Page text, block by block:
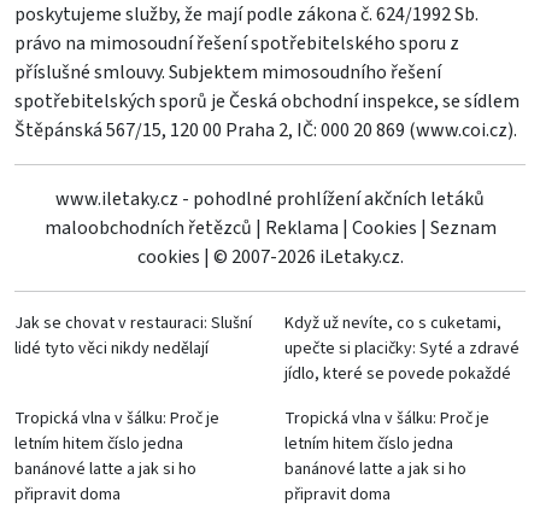
poskytujeme služby, že mají podle zákona č. 624/1992 Sb.
právo na mimosoudní řešení spotřebitelského sporu z
příslušné smlouvy. Subjektem mimosoudního řešení
spotřebitelských sporů je Česká obchodní inspekce, se sídlem
Štěpánská 567/15, 120 00 Praha 2, IČ: 000 20 869 (www.coi.cz).
www.iletaky.cz - pohodlné prohlížení akčních letáků
maloobchodních řetězců | Reklama | Cookies | Seznam
cookies | © 2007-2026 iLetaky.cz.
Jak se chovat v restauraci: Slušní
lidé tyto věci nikdy nedělají
Když už nevíte, co s cuketami,
upečte si placičky: Syté a zdravé
jídlo, které se povede pokaždé
Tropická vlna v šálku: Proč je
letním hitem číslo jedna
banánové latte a jak si ho
připravit doma
Tropická vlna v šálku: Proč je
letním hitem číslo jedna
banánové latte a jak si ho
připravit doma